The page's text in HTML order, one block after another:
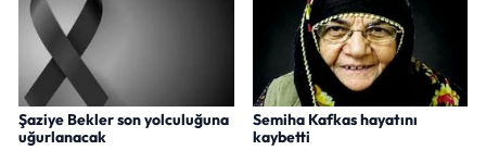
Şaziye Bekler son yolculuğuna
uğurlanacak
Semiha Kafkas hayatını
kaybetti